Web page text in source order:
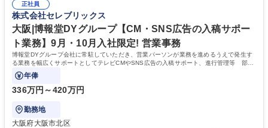
生に関する業務等■健康診断、産業医面談、休職・復職手続き等の労務サ
ポート■社内ルールの運用・各種社内案内■その他、拠点運営に関わる管理
部門業務 募集職種 【大阪/総務・人事（労務）担当者】3Dプリンター事
業/NTTデータG/年休129日
アが磨けます。 ◎NTTデータグループであり福利厚生は充実しているとと
もに、働き方改革も推進しています。 学歴・資格 学歴：大学院 大学 高専
短大 専修学校 語学力： 資格：
正社員
株式会社セレブリックス
大阪|博報堂DYグループ【CM・SNS広告の入稿サポー
ト業務】9月・10月入社限定! 営業事務
博報堂DYグループ会社に常駐していただき、営業パーソンが業務を進めるうえで発生す
る業務を幅広くサポートとしてテレビCMやSNS広告の入稿サポート、進行管理等 部内
アシスタントとしての業務をお任せします。
年俸
336万円～420万円
勤務地
大阪府大阪市北区